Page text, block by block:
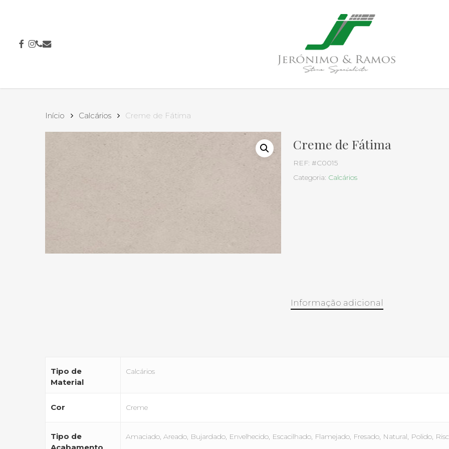
facebook
instagram
phone
email
Início Calcários Creme de Fátima
Creme de Fátima
REF: #C0015
Categoria: Calcários
Informação adicional
Tipo de
Material
Calcários
Cor Creme
Tipo de
Amaciado, Areado, Bujardado, Envelhecido, Escacilhado, Flamejado, Fresado, Natural, Polido,